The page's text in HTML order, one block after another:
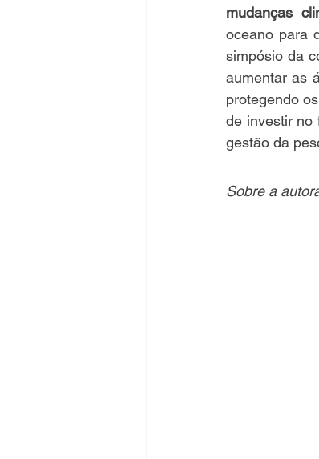
mudanças
oceano para
simpósio da
aumentar as
protegendo
de investir no
gestão da
Sobre a